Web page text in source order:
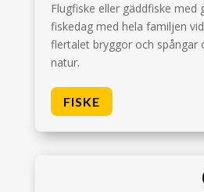
Flugfiske eller gäddfiske med
fiskedag med hela familjen
flertalet bryggor och spångar
natur.
FISKE